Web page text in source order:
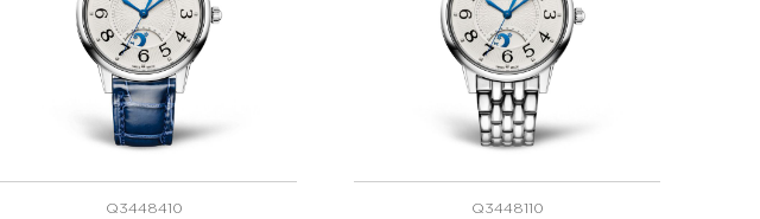
Q3448410
Q3448110